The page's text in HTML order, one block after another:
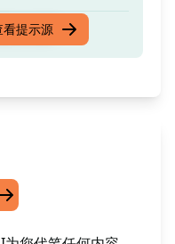
的内容!!
提示源